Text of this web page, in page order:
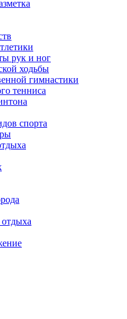
рук и ног
ходьбы
гимнастики
тенниса
спорта